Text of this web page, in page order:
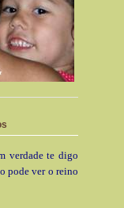
verdade te digo
pode ver o reino